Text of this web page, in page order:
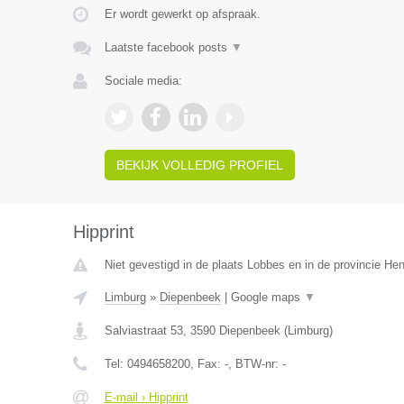
Er wordt gewerkt op afspraak.
Laatste facebook posts ▼
Sociale media:
BEKIJK VOLLEDIG PROFIEL
Hipprint
Niet gevestigd in de plaats Lobbes en in de provincie
Limburg» Diepenbeek| Google maps ▼
Salviastraat 53, 3590 Diepenbeek(Limburg)
Tel: 0494658200, Fax: -, BTW-nr: -
E-mail › Hipprint